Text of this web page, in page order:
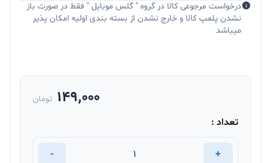
درخواست مرجوعی کالا در گروه " گلس موبایل " فقط در صورت باز
نشدن پلمپ کالا و خارج نشدن از بسته بندی اولیه امکان پذیر
میباشد
149,000 تومان
تعداد :
+
-